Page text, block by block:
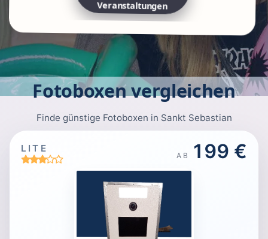
Veranstaltungen
Fotoboxen vergleichen
Finde günstige Fotoboxen in Sankt Sebastian
LITE
AB 199 €